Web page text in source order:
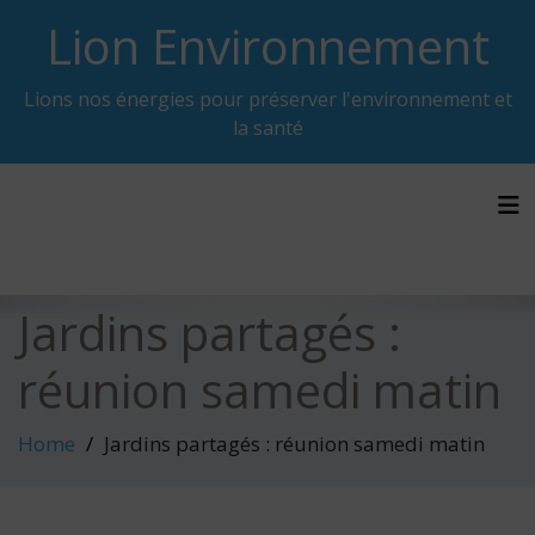
contentLion Environnement
Lions nos énergies pour préserver l'environnement et
la santé
Jardins partagés :
réunion samedi matin
Home Jardins partagés : réunion samedi matin